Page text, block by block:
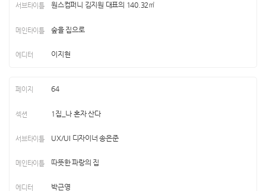
원스컴퍼니 김지원 대표의 140.32㎡
숲을 집으로
이지현
64
1집_나 혼자 산다
UX/UI 디자이너 송은준
따뜻한 파랑의 집
박근영